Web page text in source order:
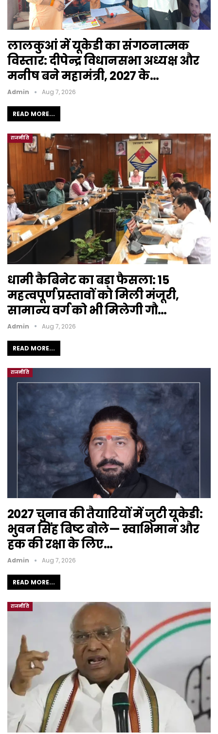
लालकुआं में यूकेडी का संगठनात्मक
विस्तार: दीपेन्द्र विधानसभा अध्यक्ष और
मनीष बने महामंत्री, 2027 के…
Admin Aug 7, 2026
READ MORE...
राजनीति
धामी कैबिनेट का बड़ा फैसला: 15
महत्वपूर्ण प्रस्तावों को मिली मंजूरी,
सामान्य वर्ग को भी मिलेगी गौ…
Admin Aug 7, 2026
READ MORE...
राजनीति
2027 चुनाव की तैयारियों में जुटी यूकेडी:
भुवन सिंह बिष्ट बोले— स्वाभिमान और
हक की रक्षा के लिए…
Admin Aug 7, 2026
READ MORE...
राजनीति